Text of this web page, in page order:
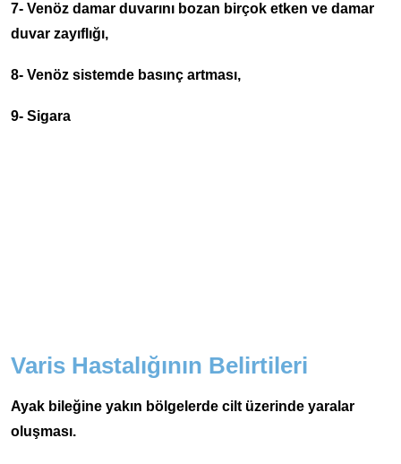
7- Venöz damar duvarını bozan birçok etken ve damar
duvar zayıflığı,
8- Venöz sistemde basınç artması,
9- Sigara
Varis Hastalığının Belirtileri
Ayak bileğine yakın bölgelerde cilt üzerinde yaralar
oluşması.